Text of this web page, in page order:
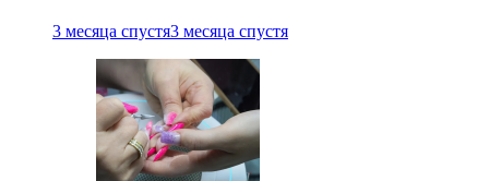
3 месяца спустя3 месяца спустя